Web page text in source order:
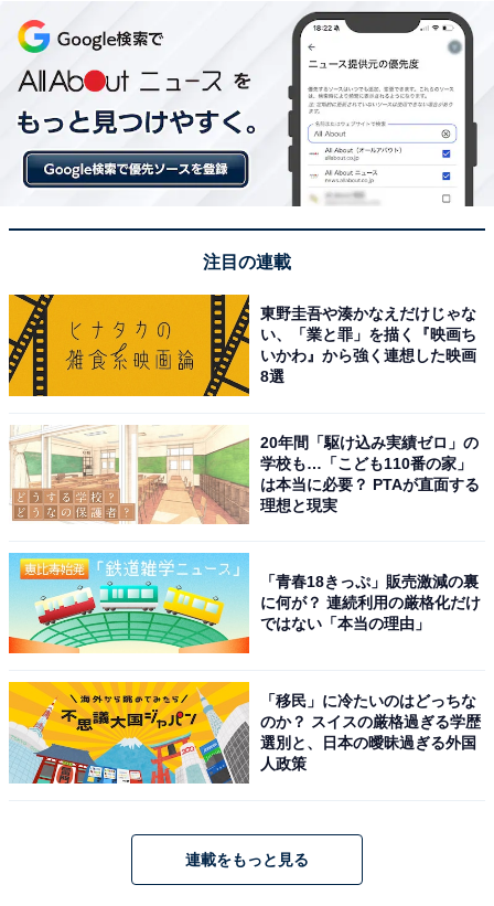
最高の音質と静寂の中で音楽を楽しみたい人や、長時間
の移動でも快適に過ごしたい人には、おすすめの商品と
いえそうです。
あわせて読みたい
【Amazonお買い得情報】JVCケンウッド
「ポータブルスピーカー」が特別価格で登場
中【5月19日】
【今日チェックしたい】Boseの人気商品5選
Bose「QuietComfort Ultra Headphones（第2世
代）」
注目の連載
東野圭吾や湊かなえだけじゃな
い、「業と罪」を描く『映画ち
いかわ』から強く連想した映画
8選
20年間「駆け込み実績ゼロ」の
学校も…「こども110番の家」
は本当に必要？ PTAが直面する
理想と現実
「青春18きっぷ」販売激減の裏
に何が？ 連続利用の厳格化だけ
ではない「本当の理由」
「移民」に冷たいのはどっちな
のか？ スイスの厳格過ぎる学歴
選別と、日本の曖昧過ぎる外国
人政策
連載をもっと見る